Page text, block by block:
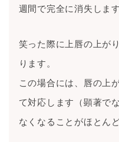
週間で完全に消失します
笑った際に上唇の上が
ります。
この場合には、唇の上
て対応します（顕著で
なくなることがほとん